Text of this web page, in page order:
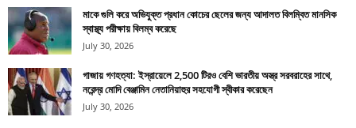
মাকে গুলি করে অভিযুক্ত প্রধান কোচের ছেলের জন্য আদালত বিলম্বিত মানসিক
স্বাস্থ্য পরীক্ষায় বিলম্ব করেছে
July 30, 2026
গাজায় গণহত্যা: ইস্রায়েলে 2,500 টিরও বেশি ভারতীয় অস্ত্র সরবরাহের সাথে,
নরেন্দ্র মোদি বেঞ্জামিন নেতানিয়াহুর সহযোগী স্বীকার করেছেন
July 30, 2026